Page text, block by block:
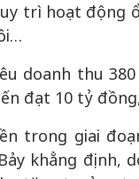
trì hoạt động
doanh thu
đạt 10 tỷ
trong giai
khẳng định,